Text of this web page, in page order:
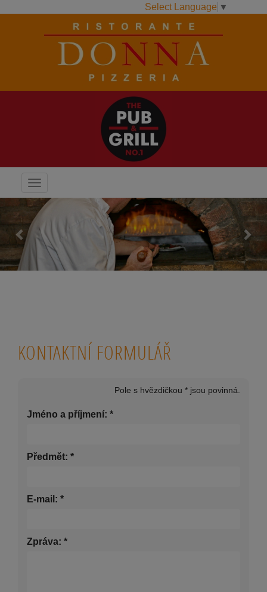
Select Language ▼
Menu
Previous Next
KONTAKTNÍ FORMULÁŘ
Pole s hvězdičkou * jsou povinná.
*
Jméno a příjmení:
*
Předmět:
*
E-mail:
*
Zpráva: